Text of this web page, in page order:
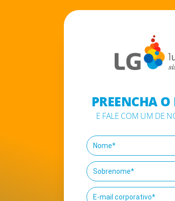
PREENCHA
E FALE COM UM DE